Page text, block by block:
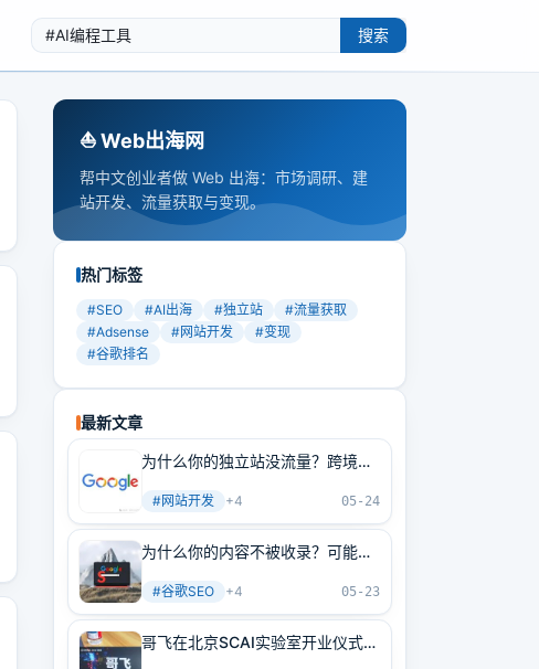
搜索
⛵️ Web出海网
帮中文创业者做 Web 出海：市场调研、建
站开发、流量获取与变现。
热门标签
#SEO #AI出海 #独立站 #流量获取
#Adsense #网站开发 #变现
#谷歌排名
最新文章
为什么你的独立站没流量？跨境卖
#网站开发 +4 05-24
为什么你的内容不被收录？可能是
方法
#谷歌SEO +4 05-23
哥飞在北京SCAI实验室开业仪式上